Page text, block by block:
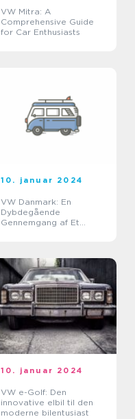
VW Mitra: A
Comprehensive Guide
for Car Enthusiasts
10. januar 2024
VW Danmark: En
Dybdegående
Gennemgang af Et
10. januar 2024
VW e-Golf: Den
innovative elbil til den
moderne bilentusiast